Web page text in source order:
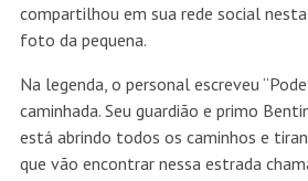
compartilhou em sua rede social
foto da pequena.
Na legenda, o personal escreveu
caminhada. Seu guardião e primo
está abrindo todos os caminhos e
que vão encontrar nessa estrada